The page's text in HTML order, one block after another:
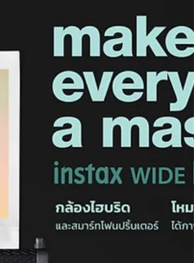
Link+) สมาร์ตโฟนปรินเตอร์รุ่นพรีเมียมภายใต้คอน
ปต์ maximize maximalism เตรียมวางจำหน่ายใน
ประเทศไทยในวันที่ 28 มกราคม 2569 ภาพโปรโมต
หลัก mini Link+ ซีรีส์ mini Link คือกลุ่ม
เครื่องพิมพ์ที่สามารถพิมพ์ภาพจากสมาร์ตโฟนโดยต
ในรูปแบบฟิล์ม instax ขนาดเท่านามบัตร โดยซีรีส์
อายุ ด้วยฟังก์ชันที่ตอบโจทย์ไลฟ์สไตล์ยุคใหม่ เพียง
เชื่อมต่อผ่านแอ